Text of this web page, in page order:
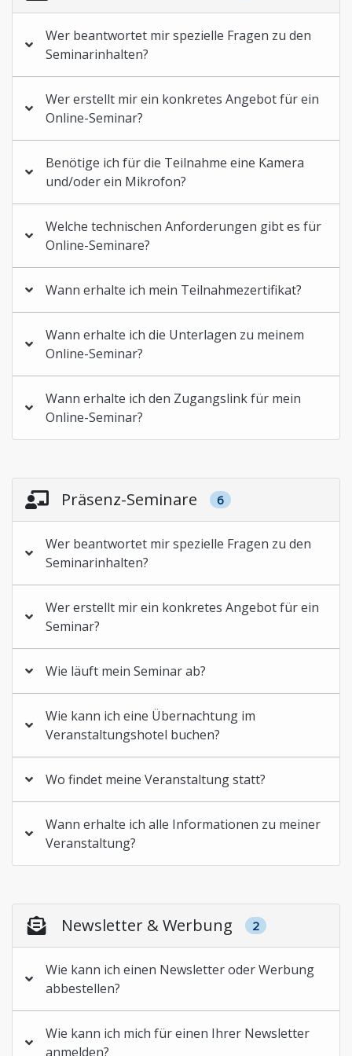
Wer beantwortet mir spezielle Fragen zu den
Seminarinhalten?
Wer erstellt mir ein konkretes Angebot für ein
Online-Seminar?
Benötige ich für die Teilnahme eine Kamera
und/oder ein Mikrofon?
Welche technischen Anforderungen gibt es für
Online-Seminare?
Wann erhalte ich mein Teilnahmezertifikat?
Wann erhalte ich die Unterlagen zu meinem
Online-Seminar?
Wann erhalte ich den Zugangslink für mein
Online-Seminar?
Präsenz-Seminare 6
Wer beantwortet mir spezielle Fragen zu den
Seminarinhalten?
Wer erstellt mir ein konkretes Angebot für ein
Seminar?
Wie läuft mein Seminar ab?
Wie kann ich eine Übernachtung im
Veranstaltungshotel buchen?
Wo findet meine Veranstaltung statt?
Wann erhalte ich alle Informationen zu meiner
Veranstaltung?
Newsletter & Werbung 2
Wie kann ich einen Newsletter oder Werbung
abbestellen?
Wie kann ich mich für einen Ihrer Newsletter
anmelden?